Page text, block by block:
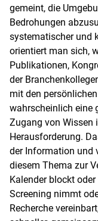
gemeint, die
Bedrohungen
systematischer und
orientiert man sich,
Publikationen,
der
mit den
wahrscheinlich eine
Zugang von Wissen
Herausforderung.
der Information und
diesem Thema zur
Kalender blockt
Screening nimmt
Recherche